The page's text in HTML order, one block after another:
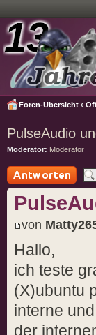
Foren-Übersicht ‹
PulseAudio
Moderator: Moderator
Antwort schreiben
von
Hallo,
ich teste
(X)ubuntu
interne
der